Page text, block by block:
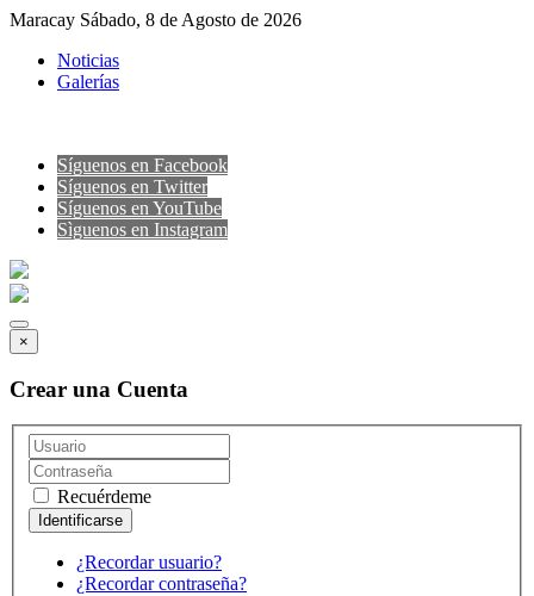
Maracay Sábado, 8 de Agosto de 2026
Noticias
Galerías
Síguenos en Facebook
Síguenos en Twitter
Síguenos en YouTube
Sìguenos en Instagram
×
Crear una Cuenta
Recuérdeme
¿Recordar usuario?
¿Recordar contraseña?